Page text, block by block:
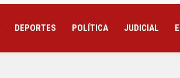
DEPORTES POLÍTICA JUDICIAL